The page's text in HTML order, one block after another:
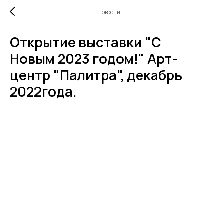
Новости
Открытие выставки "С
Новым 2023 годом!" Арт-
центр "Палитра", декабрь
2022года.